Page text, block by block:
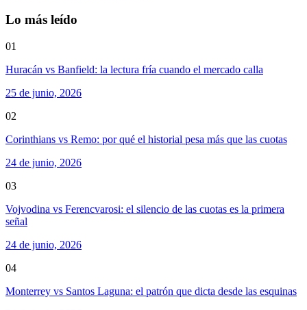
Lo más leído
01
Huracán vs Banfield: la lectura fría cuando el mercado calla
25 de junio, 2026
02
Corinthians vs Remo: por qué el historial pesa más que las cuotas
24 de junio, 2026
03
Vojvodina vs Ferencvarosi: el silencio de las cuotas es la primera
señal
24 de junio, 2026
04
Monterrey vs Santos Laguna: el patrón que dicta desde las esquinas